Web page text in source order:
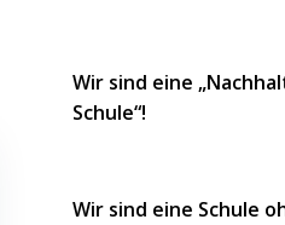
Wir sind eine
Schule“!
Wir sind eine Schule